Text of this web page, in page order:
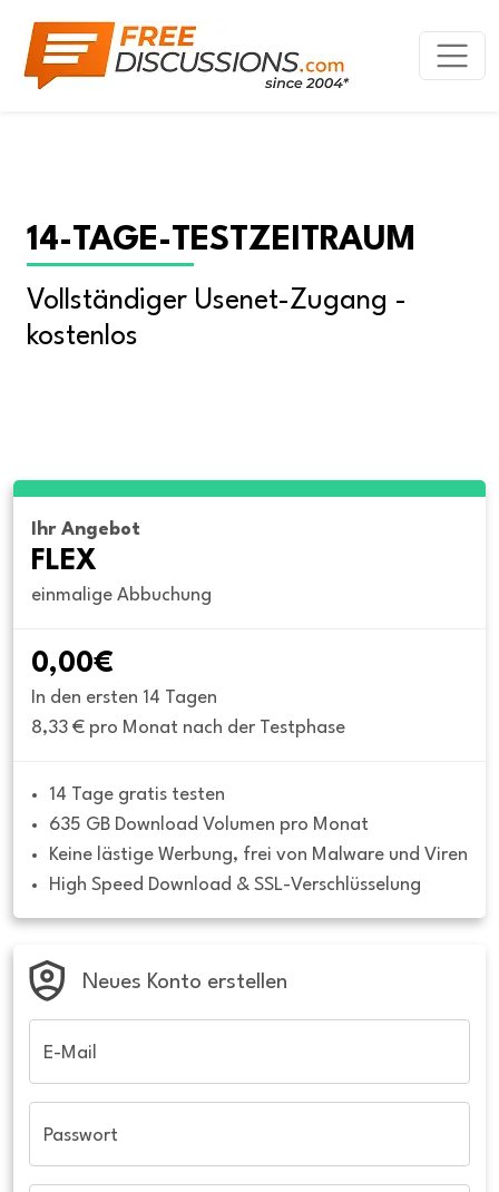
14-TAGE-TESTZEITRAUM
Vollständiger Usenet-Zugang -
kostenlos
Ihr Angebot
FLEX
einmalige Abbuchung
0,00€
In den ersten 14 Tagen
8,33 € pro Monat nach der Testphase
14 Tage gratis testen
635 GB Download Volumen pro Monat
Keine lästige Werbung, frei von Malware und Viren
High Speed Download & SSL-Verschlüsselung
Neues Konto erstellen
E-Mail
Passwort